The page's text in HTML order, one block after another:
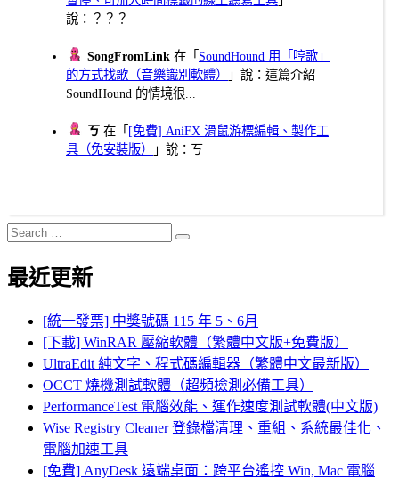
說：？？？
SongFromLink 在「 SoundHound 用「哼歌」
的方式找歌（音樂識別軟體）
」說：這篇介紹
SoundHound 的情境很...
ㄎ 在「 [免費] AniFX 滑鼠游標編輯、製作工
具（免安裝版）
」說：ㄎ
Search
for:
Search
最近更新
[統一發票] 中獎號碼 115 年 5、6月
[下載] WinRAR 壓縮軟體（繁體中文版+免費版）
UltraEdit 純文字、程式碼編輯器（繁體中文最新版）
OCCT 燒機測試軟體（超頻檢測必備工具）
PerformanceTest 電腦效能、運作速度測試軟體(中文版)
Wise Registry Cleaner 登錄檔清理、重組、系統最佳化、
電腦加速工具
[免費] AnyDesk 遠端桌面：跨平台遙控 Win, Mac 電腦